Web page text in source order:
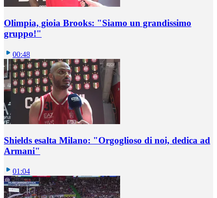
Olimpia, gioia Brooks: "Siamo un grandissimo
gruppo!"
00:48
Shields esalta Milano: "Orgoglioso di noi, dedica ad
Armani"
01:04